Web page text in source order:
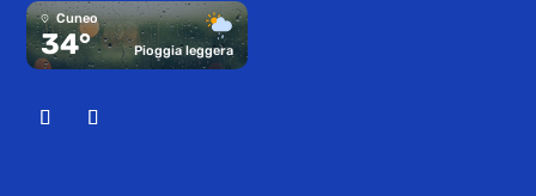
Cuneo
34° Pioggia leggera